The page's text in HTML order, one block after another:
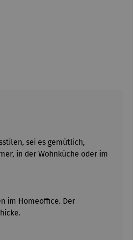
sei es gemütlich,
in der Wohnküche oder im
im Homeoffice. Der